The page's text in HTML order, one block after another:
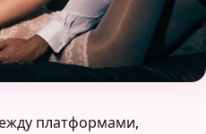
платформами,